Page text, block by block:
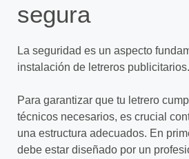
segura
La seguridad es un aspecto
instalación de letreros publicitarios.
Para garantizar que tu letrero
técnicos necesarios, es crucial
una estructura adecuados. En
debe estar diseñado por un